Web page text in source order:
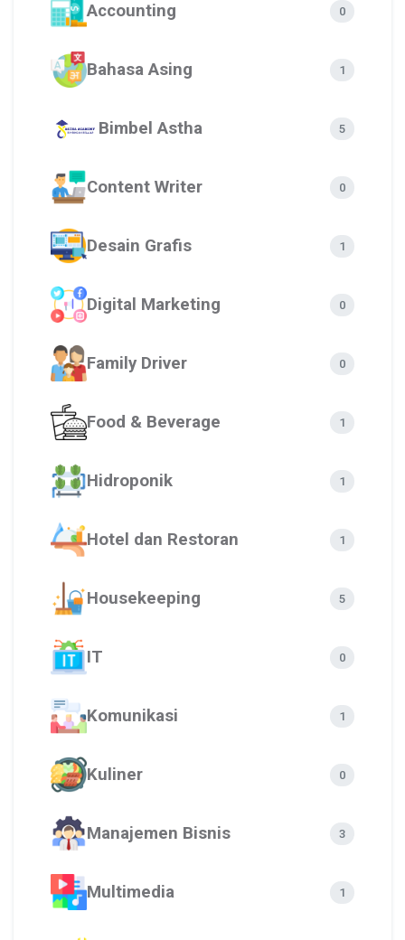
Accounting 0
Bahasa Asing 1
Bimbel Astha 5
Content Writer 0
Desain Grafis 1
Digital Marketing 0
Family Driver 0
Food & Beverage 1
Hidroponik 1
Hotel dan Restoran 1
Housekeeping 5
IT 0
Komunikasi 1
Kuliner 0
Manajemen Bisnis 3
Multimedia 1